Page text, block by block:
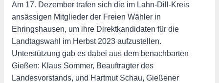
Am 17. Dezember trafen sich die im Lahn-Dill-Kreis
ansässigen Mitglieder der Freien Wähler in
Ehringshausen, um ihre Direktkandidaten für die
Landtagswahl im Herbst 2023 aufzustellen.
Unterstützung gab es dabei aus dem benachbarten
Gießen: Klaus Sommer, Beauftragter des
Landesvorstands, und Hartmut Schau, Gießener